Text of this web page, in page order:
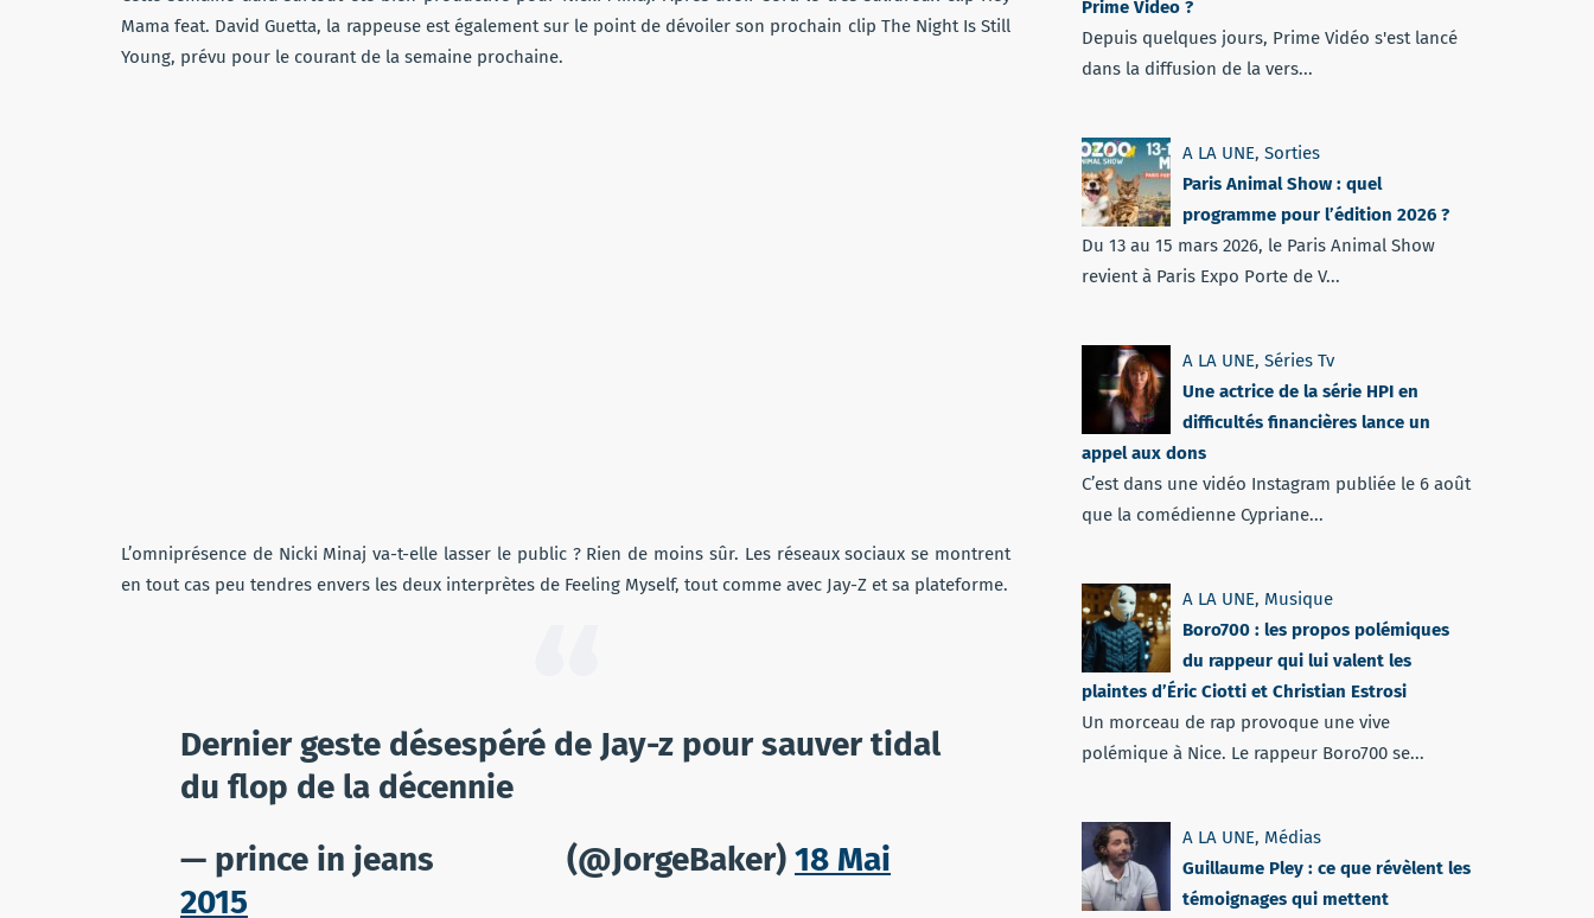
Mama feat. David Guetta, la rappeuse est également sur le point de dévoiler son prochain clip The Night Is Still
Young, prévu pour le courant de la semaine prochaine.
L’omniprésence de Nicki Minaj va-t-elle lasser le public ? Rien de moins sûr. Les réseaux sociaux se montrent
en tout cas peu tendres envers les deux interprètes de Feeling Myself, tout comme avec Jay-Z et sa plateforme.
Dernier geste désespéré de Jay-z pour sauver tidal
du flop de la décennie
— prince in jeans⠀⠀⠀⠀⠀ (@JorgeBaker) 18 Mai
2015
Prime Video ?
Depuis quelques jours, Prime Vidéo s'est lancé
dans la diffusion de la vers...
A LA UNE, Sorties
Paris Animal Show : quel
programme pour l’édition 2026 ?
Du 13 au 15 mars 2026, le Paris Animal Show
revient à Paris Expo Porte de V...
A LA UNE, Séries Tv
Une actrice de la série HPI en
difficultés financières lance un
appel aux dons
C’est dans une vidéo Instagram publiée le 6 août
que la comédienne Cypriane...
A LA UNE, Musique
Boro700 : les propos polémiques
du rappeur qui lui valent les
plaintes d’Éric Ciotti et Christian Estrosi
Un morceau de rap provoque une vive
polémique à Nice. Le rappeur Boro700 se...
A LA UNE, Médias
Guillaume Pley : ce que révèlent les
témoignages qui mettent